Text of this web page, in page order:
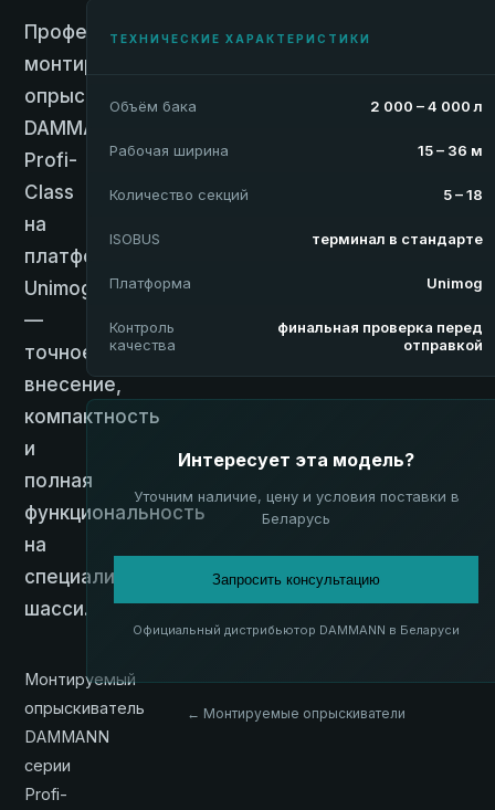
Профессиональный
монтируемый
опрыскиватель
DAMMANN
Profi-
Class
на
платформе
Unimog
—
точное
внесение,
компактность
и
полная
функциональность
на
специализированном
шасси.
Монтируемый
опрыскиватель
DAMMANN
серии
Profi-
ТЕХНИЧЕСКИЕ ХАРАКТЕРИСТИКИ
Объём бака 2 000 – 4 000 л
Рабочая ширина 15 – 36 м
Количество секций 5 – 18
ISOBUS терминал в стандарте
Платформа Unimog
Контроль
качества
финальная проверка перед
отправкой
Интересует эта модель?
Уточним наличие, цену и условия поставки в
Беларусь
Запросить консультацию
Официальный дистрибьютор DAMMANN в Беларуси
← Монтируемые опрыскиватели